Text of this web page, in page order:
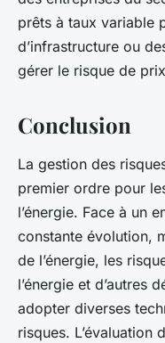
prêts à taux variable
d’infrastructure ou
gérer le risque de
Conclusion
La gestion des
premier ordre pour
l’énergie. Face à un
constante évolution,
de l’énergie, les
l’énergie et d’autres
adopter diverses
risques. L’évaluation